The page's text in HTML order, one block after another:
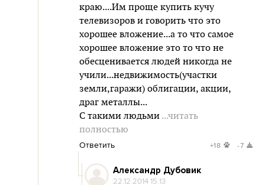
краю....Им проще купить кучу
телевизоров и говорить что это
хорошее вложение...а то что самое
хорошее вложение это то что не
обесценивается людей никогда не
учили...недвижимость(участки
земли,гаражи) облигации, акции,
драг металлы...
С такими людьми ...читать
полностью
Ответить +18 -7
Александр Дубовик
22.12.2014 15:13